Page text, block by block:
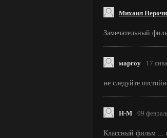
Михаил
Замечательный
маргоу 17
не следуйте
Н-M 09
Классный фильм ...